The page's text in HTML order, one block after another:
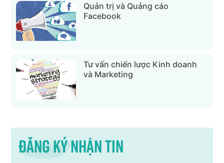
Quản trị và Quảng cáo
Facebook
Tư vấn chiến lược Kinh doanh
và Marketing
Đăng ký nhận tin